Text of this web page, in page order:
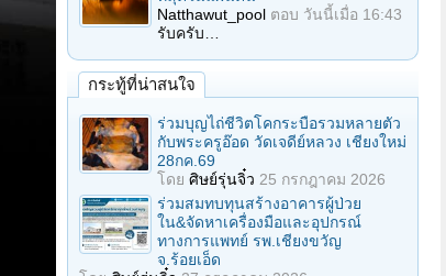
Natthawut_pool ตอบ วันนี้เมื่อ 16:43
รับครับ…
กระทู้ที่น่าสนใจ
ร่วมบุญไถ่ชีวิตโคกระบือรวมหลายตัว
กับพระครูอ๊อด วัดเจดีย์หลวง เชียงใหม่
28กค.69
โดย ศิษย์รุ่นจิ๋ว 25 กรกฎาคม 2026
ร่วมสมทบทุนสร้างอาคารผู้ป่วย
ใน&จัดหาเครื่องมือและอุปกรณ์
ทางการแพทย์ รพ.เชียงขวัญ
จ.ร้อยเอ็ด